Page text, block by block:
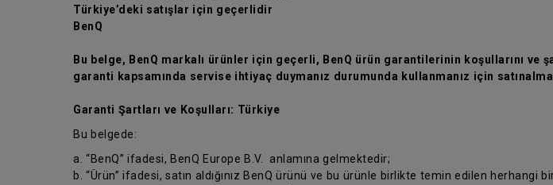
Türkiye’deki satışlar için geçerlidir
BenQ
Bu belge, BenQ markalı ürünler için geçerli, BenQ ürün garantilerinin koşullarını
garanti kapsamında servise ihtiyaç duymanız durumunda kullanmanız için
Garanti Şartları ve Koşulları: Türkiye
Bu belgede:
a. “BenQ” ifadesi, BenQ Europe B.V. anlamına gelmektedir;
b. “Ürün” ifadesi, satın aldığınız BenQ ürünü ve bu ürünle birlikte temin edilen herhangi